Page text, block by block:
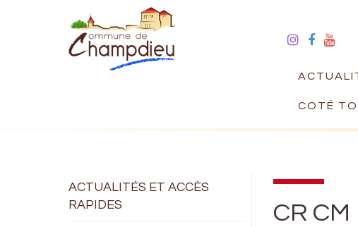
COTÉ
ACTUALITÉS ET ACCÈS
RAPIDES
CR